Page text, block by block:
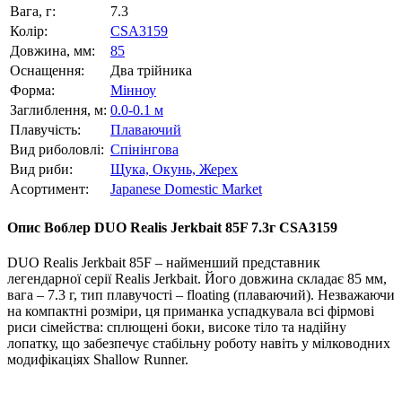
Вага, г:
7.3
Колір:
CSA3159
Довжина, мм:
85
Оснащення:
Два трійника
Форма:
Мінноу
Заглиблення, м: 0.0-0.1 м
Плавучість:
Плаваючий
Вид риболовлі: Спінінгова
Вид риби:
Щука, Окунь, Жерех
Асортимент:
Japanese Domestic Market
Опис Воблер DUO Realis Jerkbait 85F 7.3г CSA3159
DUO Realis Jerkbait 85F – найменший представник
легендарної серії Realis Jerkbait. Його довжина складає 85 мм,
вага – 7.3 г, тип плавучості – floating (плаваючий). Незважаючи
на компактні розміри, ця приманка успадкувала всі фірмові
риси сімейства: сплющені боки, високе тіло та надійну
лопатку, що забезпечує стабільну роботу навіть у мілководних
модифікаціях Shallow Runner.